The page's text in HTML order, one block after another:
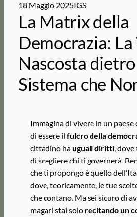
18 Maggio 2025IGS
La Matrix della
Democrazia:
Nascosta
Sistema che
Immagina di vivere in un paese
di essere il fulcro della
cittadino hauguali diritti, dove
di scegliere chi ti governerà.
che ti propongo è quello
dove, teoricamente, le tue
che contano. Ma sei sicuro di
magari stai solo recitando un